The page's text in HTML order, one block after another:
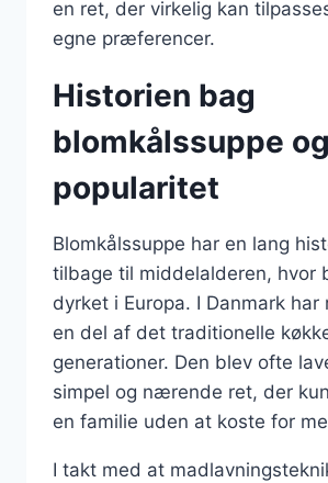
en ret, der virkelig kan
egne præferencer.
Historien bag
blomkålssuppe
popularitet
Blomkålssuppe har en lang
tilbage til middelalderen, hvor
dyrket i Europa. I Danmark
en del af det traditionelle
generationer. Den blev ofte
simpel og nærende ret, der
en familie uden at koste for
I takt med at